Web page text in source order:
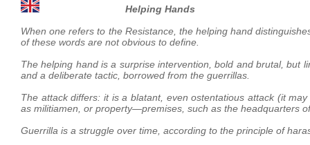
Helping Hands
When one refers to the Resistance, the helping hand
of these words are not obvious to define.
The helping hand is a surprise intervention, bold and brutal, but
and a deliberate tactic, borrowed from the guerrillas.
The attack differs: it is a blatant, even ostentatious attack (it
as militiamen, or property—premises, such as the headquarters
Guerrilla is a struggle over time, according to the principle of